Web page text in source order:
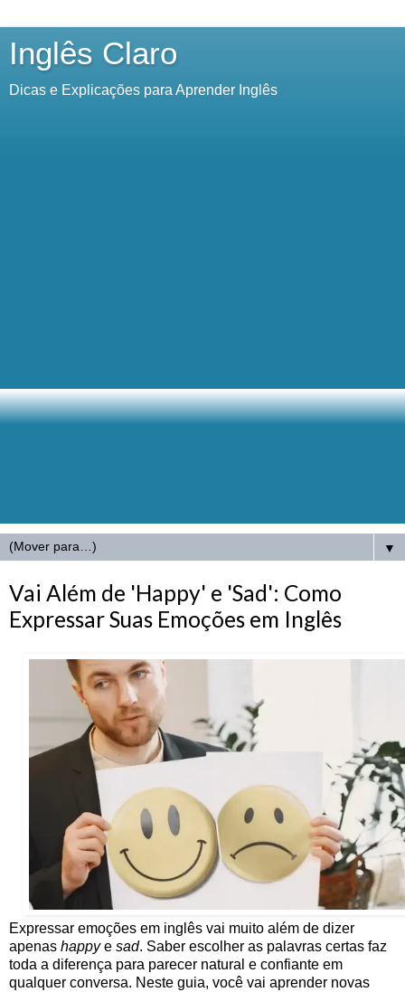
Inglês Claro
Dicas e Explicações para Aprender Inglês
▼
Vai Além de 'Happy' e 'Sad': Como
Expressar Suas Emoções em Inglês
Expressar emoções em inglês vai muito além de dizer
apenas happye sad. Saber escolher as palavras certas faz
toda a diferença para parecer natural e confiante em
qualquer conversa. Neste guia, você vai aprender novas